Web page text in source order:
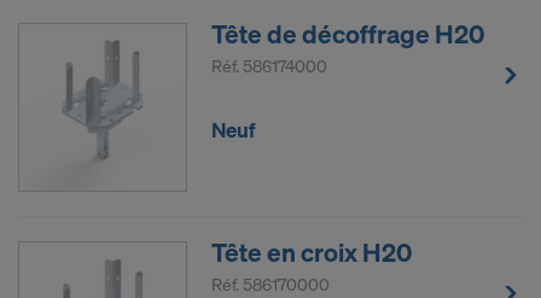
Tête de décoffrage H20
Réf. 586174000
Neuf
Tête en croix H20
Réf. 586170000